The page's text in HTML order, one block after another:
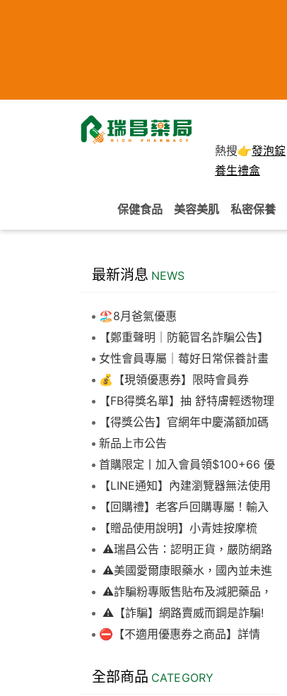
熱搜👉發泡錠
養生禮盒
保健食品 美容美肌 私密保養
最新消息 NEWS
🏖️8月爸氣優惠
【鄭重聲明｜防範冒名詐騙公告】
女性會員專屬｜莓好日常保養計畫
💰【現領優惠券】限時會員券
【FB得獎名單】抽 舒特膚輕透物理
低敏防曬霜乙名(8/4報到截止)
【得獎公告】官網年中慶滿額加碼
抽FIKA蒸煮料理組2名(7/31截止)
新品上市公告
首購限定丨加入會員領$100+66 優
惠！【LINE通知】內建瀏覽器無法使用
下拉選單
【回購禮】老客戶回購專屬！輸入
折扣碼現折$100
【贈品使用說明】小青娃按摩梳
⚠️瑞昌公告：認明正貨，嚴防網路
詐騙⚠️美國愛爾康眼藥水，國內並未進
口販售
⚠️詐騙粉專販售貼布及減肥藥品，
請勿上當，請查明來源! 非瑞昌藥局
販售!
⚠️【詐騙】網路賣威而鋼是詐騙!
⛔【不適用優惠券之商品】詳情
全部商品 CATEGORY